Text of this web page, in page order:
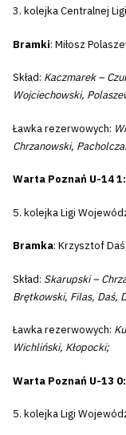
3. kolejka Centralnej
Bramki: Miłosz
Skład: Kaczmarek –
Wojciechowski,
Ławka rezerwowych:
Chrzanowski,
Warta Poznań U-14
5. kolejka Ligi
Bramka: Krzysztof Daś;
Skład: Skarupski –
Brętkowski, Filas, Daś,
Ławka rezerwowych:
Wichliński, Kłopocki;
Warta Poznań U-13
5. kolejka Ligi